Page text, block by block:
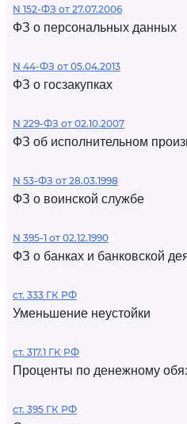
N 152-ФЗ от 27.07.2006
ФЗ о персональных данных
N 44-ФЗ от 05.04.2013
ФЗ о госзакупках
N 229-ФЗ от 02.10.2007
ФЗ об исполнительном
N 53-ФЗ от 28.03.1998
ФЗ о воинской службе
N 395-1 от 02.12.1990
ФЗ о банках и банковской
ст. 333 ГК РФ
Уменьшение неустойки
ст. 317.1 ГК РФ
Проценты по денежному
ст. 395 ГК РФ